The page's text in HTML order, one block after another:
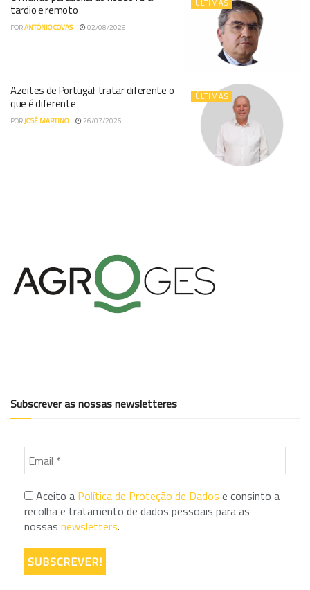
ÚLTIMAS
tardio e remoto
PORANTÓNIO COVAS 02/08/2026
ÚLTIMAS
Azeites de Portugal: tratar diferente o
que é diferente
PORJOSÉ MARTINO 26/07/2026
Subscrever as nossas newsletteres
Aceito a Política de Proteção de Dados e consinto a
recolha e tratamento de dados pessoais para as
nossas newsletters.